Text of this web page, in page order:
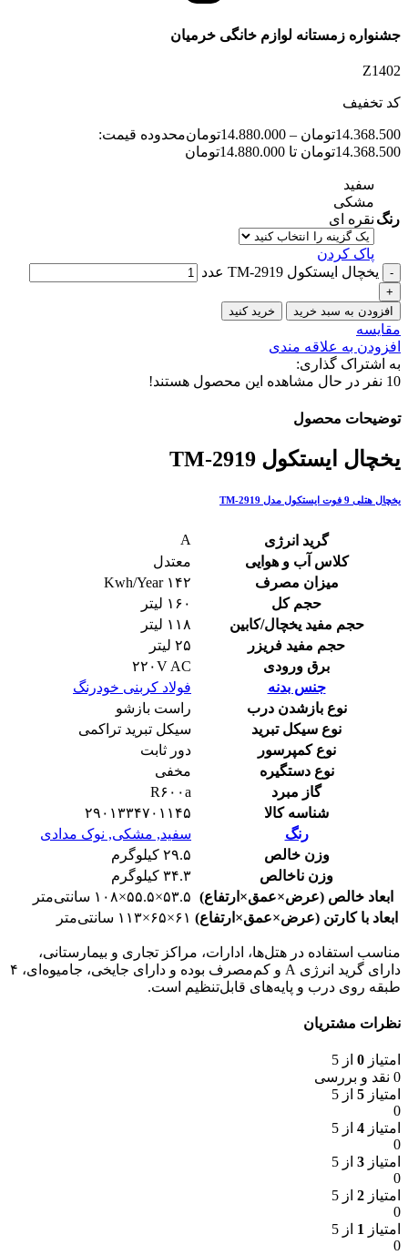
جشنواره زمستانه لوازم خانگی خرمیان
Z1402
کد تخفیف
14.368.500تومان –
14.880.000تومانمحدوده قیمت:
14.368.500تومان تا 14.880.000تومان
رنگ
سفید
مشکی
نقره ای
پاک کردن
یخچال ایستکول TM-2919 عدد
افزودن به سبد خرید خرید کنید
مقایسه
افزودن به علاقه مندی
به اشتراک گذاری:
10 نفر در حال مشاهده این محصول هستند!
توضیحات محصول
یخچال ایستکول TM-2919
یخچال هتلی 9 فوت ایستکول مدل TM-2919
گرید انرژی
A
کلاس آب و هوایی
معتدل
میزان مصرف
۱۴۲ Kwh/Year
حجم کل
۱۶۰ لیتر
حجم مفید یخچال/کابین
۱۱۸ لیتر
حجم مفید فریزر
۲۵ لیتر
برق ورودی
۲۲۰V AC
جنس بدنه
فولاد کربنی خودرنگ
نوع بازشدن درب
راست بازشو
نوع سیکل تبرید
سیکل تبرید تراکمی
نوع کمپرسور
دور ثابت
نوع دستگیره
مخفی
گاز مبرد
R۶۰۰a
شناسه کالا
۲۹۰۱۳۳۴۷۰۱۱۴۵
رنگ
سفید, مشکی, نوک مدادی
وزن خالص
۲۹.۵ کیلوگرم
وزن ناخالص
۳۴.۳ کیلوگرم
ابعاد خالص (عرض×عمق×ارتفاع) ۵۳.۵×۵۵.۵×۱۰۸ سانتی‌متر
ابعاد با کارتن (عرض×عمق×ارتفاع) ۶۱×۶۵×۱۱۳ سانتی‌متر
مناسب استفاده در هتل‌ها، ادارات، مراکز تجاری و بیمارستانی،
دارای گرید انرژی A و کم‌مصرف بوده و دارای جایخی، جامیوه‌ای، ۴
طبقه روی درب و پایه‌های قابل‌تنظیم است.
نظرات مشتریان
امتیاز 0 از 5
0 نقد و بررسی
امتیاز 5 از 5
0
امتیاز 4 از 5
0
امتیاز 3 از 5
0
امتیاز 2 از 5
0
امتیاز 1 از 5
0